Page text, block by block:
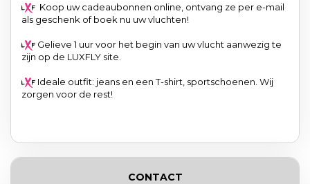
Koop uw cadeaubonnen online, ontvang ze per e-mail
als geschenk of boek nu uw vluchten!
Gelieve 1 uur voor het begin van uw vlucht aanwezig te
zijn op de LUXFLY site.
Ideale outfit: jeans en een T-shirt, sportschoenen. Wij
zorgen voor de rest!
CONTACT